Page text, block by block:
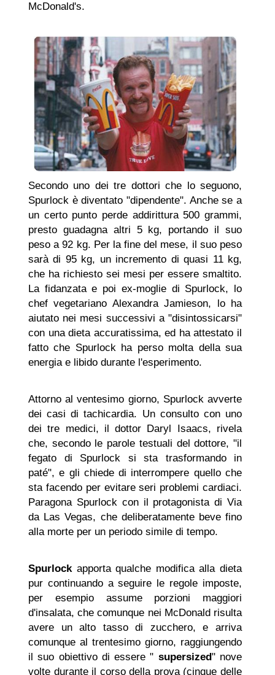
McDonald's.
Secondo uno dei tre dottori che lo seguono,
Spurlock è diventato "dipendente". Anche se a
un certo punto perde addirittura 500 grammi,
presto guadagna altri 5 kg, portando il suo
peso a 92 kg. Per la fine del mese, il suo peso
sarà di 95 kg, un incremento di quasi 11 kg,
che ha richiesto sei mesi per essere smaltito.
La fidanzata e poi ex-moglie di Spurlock, lo
chef vegetariano Alexandra Jamieson, lo ha
aiutato nei mesi successivi a "disintossicarsi"
con una dieta accuratissima, ed ha attestato il
fatto che Spurlock ha perso molta della sua
energia e libido durante l'esperimento.
Attorno al ventesimo giorno, Spurlock avverte
dei casi di tachicardia. Un consulto con uno
dei tre medici, il dottor Daryl Isaacs, rivela
che, secondo le parole testuali del dottore, "il
fegato di Spurlock si sta trasformando in
paté", e gli chiede di interrompere quello che
sta facendo per evitare seri problemi cardiaci.
Paragona Spurlock con il protagonista di Via
da Las Vegas, che deliberatamente beve fino
alla morte per un periodo simile di tempo.
Spurlockapporta qualche modifica alla dieta
pur continuando a seguire le regole imposte,
per esempio assume porzioni maggiori
d'insalata, che comunque nei McDonald risulta
avere un alto tasso di zucchero, e arriva
comunque al trentesimo giorno, raggiungendo
il suo obiettivo di essere " supersized" nove
volte durante il corso della prova (cinque delle